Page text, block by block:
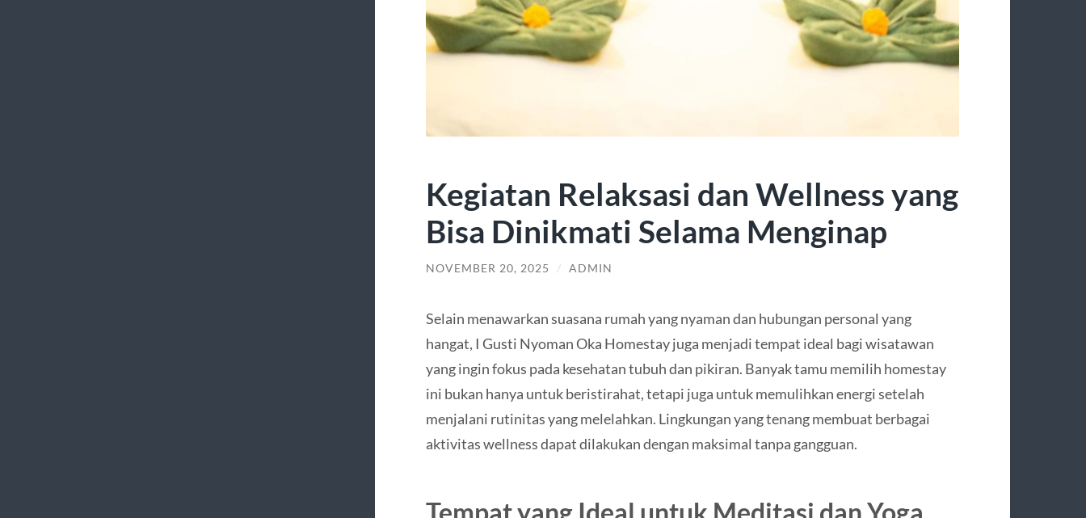
Kegiatan Relaksasi dan Wellness yang
Bisa Dinikmati Selama Menginap
NOVEMBER 20, 2025 / ADMIN
Selain menawarkan suasana rumah yang nyaman dan hubungan personal yang
hangat, I Gusti Nyoman Oka Homestay juga menjadi tempat ideal bagi wisatawan
yang ingin fokus pada kesehatan tubuh dan pikiran. Banyak tamu memilih homestay
ini bukan hanya untuk beristirahat, tetapi juga untuk memulihkan energi setelah
menjalani rutinitas yang melelahkan. Lingkungan yang tenang membuat berbagai
aktivitas wellness dapat dilakukan dengan maksimal tanpa gangguan.